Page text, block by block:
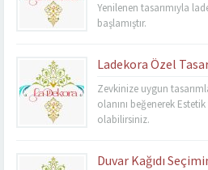
Yenilenen tasarımıyla
başlamıştır.
Ladekora Özel
Zevkinize uygun
olanını beğenerek
olabilirsiniz.
Duvar Kağıdı